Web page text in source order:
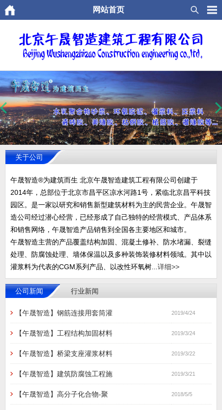
网站首页
关于公司
午晟智造®为建筑而生 北京午晟智造建筑工程有限公司创建于
2014年，总部位于北京市昌平区凉水河路1号，紧临北京昌平科技
园区。是一家以研究和销售新型建筑材料为主的民营企业。午晟智
造公司经过潜心经营，已经形成了自己独特的经营模式、产品体系
和销售网络，午晟智造产品销售到全国各主要地区和城市。
午晟智造主营的产品覆盖结构加固、混凝土修补、防水堵漏、裂缝
处理、防腐蚀处理、墙体保温以及多种装饰装修材料领域。其中以
灌浆料为代表的CGM系列产品、以改性环氧树...详细>>
公司新闻 行业新闻
【午晟智造】钢筋连接用套筒灌 2019/4/24
【午晟智造】工程结构加固材料 2019/3/24
【午晟智造】桥梁支座灌浆材料 2019/3/22
【午晟智造】建筑防腐蚀工程施 2019/3/21
【午晟智造】高分子化合物-聚 2018/5/5